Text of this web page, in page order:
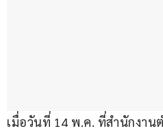
เมื่อวันที่ 14 พ.ค. ที่สำนักงาน